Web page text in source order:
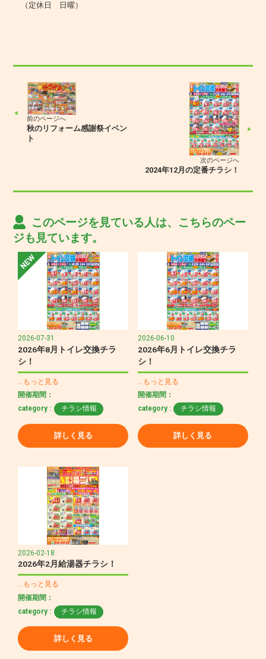
（定休日 日曜）
前のページへ
秋のリフォーム感謝祭イベン
ト
次のページへ
2024年12月の定番チラシ！
このページを見ている人は、こちらのペー
ジも見ています。
2026-07-31
2026年8月トイレ交換チラ
シ！
…もっと見る
開催期間：
category :
チラシ情報
詳しく見る
2026-06-10
2026年6月トイレ交換チラ
シ！
…もっと見る
開催期間：
category :
チラシ情報
詳しく見る
2026-02-18
2026年2月給湯器チラシ！
…もっと見る
開催期間：
category :
チラシ情報
詳しく見る